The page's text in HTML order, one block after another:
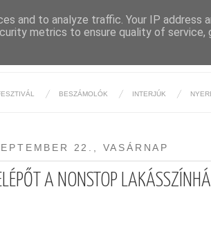
BESZÁMOLÓK INTERJÚK
22., VASÁRNAP
A NONSTOP
and to analyze traffic. Your IP address
metrics to ensure quality of service,